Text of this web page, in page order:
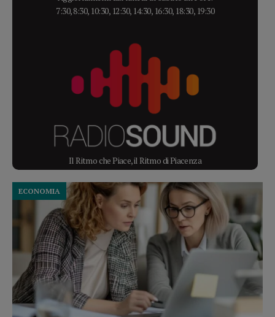
7:30, 8:30, 10:30, 12:30, 14:30, 16:30, 18:30, 19:30
Il Ritmo che Piace, il Ritmo di Piacenza
ECONOMIA